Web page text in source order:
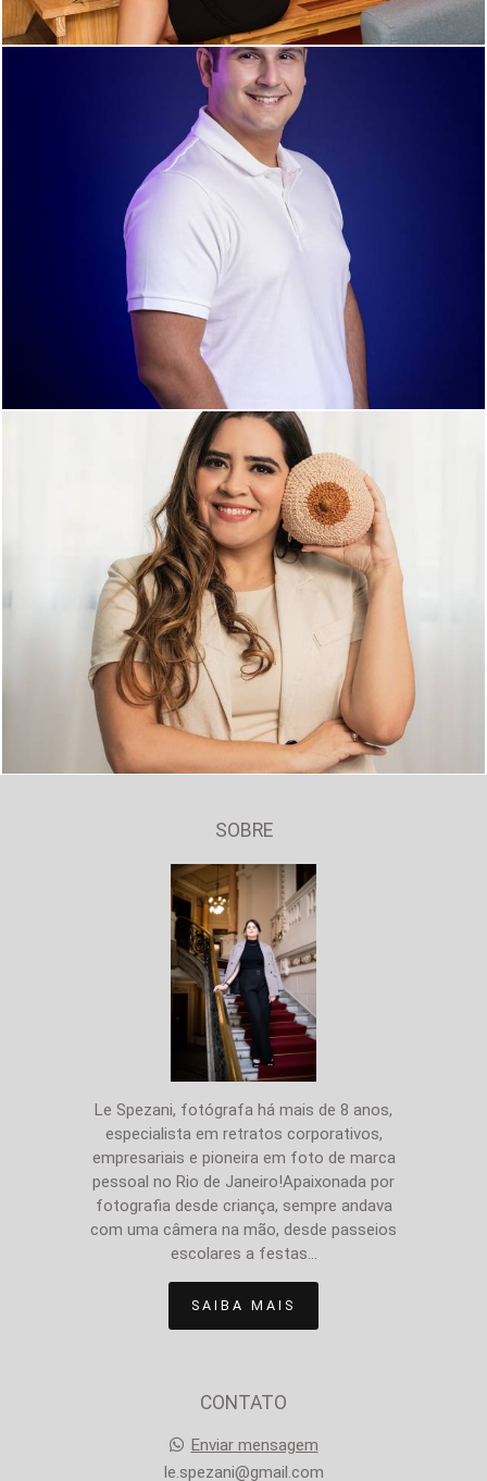
1249
2785
SOBRE
Le Spezani, fotógrafa há mais de 8 anos,
especialista em retratos corporativos,
empresariais e pioneira em foto de marca
pessoal no Rio de Janeiro!Apaixonada por
fotografia desde criança, sempre andava
com uma câmera na mão, desde passeios
escolares a festas...
SAIBA MAIS
CONTATO
Enviar mensagem
le.spezani@gmail.com